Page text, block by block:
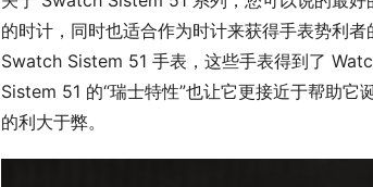
的时计，同时也适合作为时计来获得手表势利
Swatch Sistem 51 手表，这些手表得到了
Sistem 51 的“瑞士特性”也让它更接近于帮助
的利大于弊。